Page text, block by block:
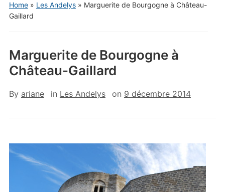
Home» Les Andelys» Marguerite de Bourgogne à Château-
Gaillard
Marguerite de Bourgogne à
Château-Gaillard
By ariane in Les Andelys on 9 décembre 2014